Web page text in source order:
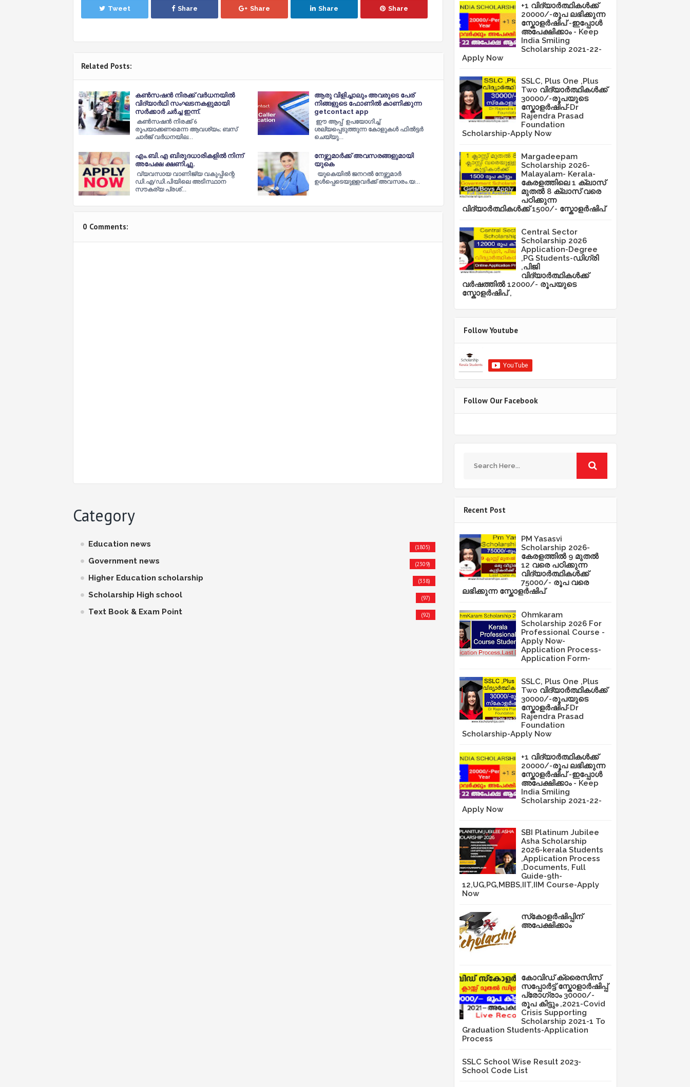
Tweet Share Share Share Share
Related Posts:
കണ്‍സഷന്‍ നിരക്ക് വര്‍ധനയില്‍
വിദ്യാര്‍ഥി സംഘടനകളുമായി
സര്‍ക്കാര്‍ ചര്‍ച്ച ഇന്ന്‌.
കണ്‍സഷന്‍ നിരക്ക് 6
രൂപയാക്കണമെന്ന ആവശ്യം; ബസ്
ചാര്‍ജ് വര്‍ധനയില…
ആരു വിളിച്ചാലും അവരുടെ പേര്
നിങ്ങളുടെ ഫോണിൽ കാണിക്കുന്ന
getcontact app
ഈ ആപ്പ് ഉപയോഗിച്ച്
ശല്യപ്പെടുത്തുന്ന കോളുകൾ ഫിൽട്ടർ
ചെയ്യു…
എം.ബി.എ ബിരുദധാരികളില്‍ നിന്ന്
അപേക്ഷ ക്ഷണിച്ചു.
വ്യവസായ വാണിജ്യ വകുപ്പിന്റെ
ഡി.എ/ഡി.പിയിലെ അടിസ്ഥാന
സൗകര്യ പ്രശ്…
നേഴ്സുമാര്‍ക്ക് അവസരങ്ങളുമായി
യുകെ
യുകെയിൽ ജനറല്‍ നേഴ്സുമാര്‍
ഉള്‍പ്പെടെയുള്ളവര്‍ക്ക് അവസരം.യ…
0 Comments:
Category
Education news (1805)
Government news (2309)
Higher Education scholarship (338)
Scholarship High school (97)
Text Book & Exam Point (92)
+1 വിദ്യാർത്ഥികൾക്ക്
20000/-രൂപ ലഭിക്കുന്ന
സ്കോളർഷിപ് -ഇപ്പോൾ
അപേക്ഷിക്കാം - Keep
India Smiling
Scholarship 2021-22-
Apply Now
SSLC, Plus One ,Plus
Two വിദ്യാർത്ഥികൾക്ക്
30000/-രൂപയുടെ
സ്കോളർഷിപ്-Dr
Rajendra Prasad
Foundation
Scholarship-Apply Now
Margadeepam
Scholarship 2026-
Malayalam- Kerala-
കേരളത്തിലെ 1 ക്ലാസ്
മുതൽ 8 ക്ലാസ് വരെ
പഠിക്കുന്ന
വിദ്യാർത്ഥികൾക്ക് 1500/- സ്കോളർഷിപ്
Central Sector
Scholarship 2026
Application-Degree
,PG Students-ഡിഗ്രി
,പിജി
വിദ്യാർത്ഥികൾക്ക്
വർഷത്തിൽ 12000/- രൂപയുടെ
സ്കോളർഷിപ് ,
Follow Youtube
Follow Our Facebook
Recent Post
PM Yasasvi
Scholarship 2026-
കേരളത്തിൽ 9 മുതൽ
12 വരെ പഠിക്കുന്ന
വിദ്യാർത്ഥികൾക്ക്
75000/- രൂപ വരെ
ലഭിക്കുന്ന സ്കോളർഷിപ്
Ohmkaram
Scholarship 2026 For
Professional Course -
Apply Now-
Application Process-
Application Form-
SSLC, Plus One ,Plus
Two വിദ്യാർത്ഥികൾക്ക്
30000/-രൂപയുടെ
സ്കോളർഷിപ്-Dr
Rajendra Prasad
Foundation
Scholarship-Apply Now
+1 വിദ്യാർത്ഥികൾക്ക്
20000/-രൂപ ലഭിക്കുന്ന
സ്കോളർഷിപ് -ഇപ്പോൾ
അപേക്ഷിക്കാം - Keep
India Smiling
Scholarship 2021-22-
Apply Now
SBI Platinum Jubilee
Asha Scholarship
2026-kerala Students
,Application Process
,Documents, Full
Guide-9th-
12,UG,PG,MBBS,IIT,IIM Course-Apply
Now
സ്‌കോളർഷിപ്പിന്
അപേക്ഷിക്കാം
കോവിഡ് ക്രൈസിസ്
സപ്പോർട്ട് സ്കോളാർഷിപ്പ്
പ്രോഗ്രാം 30000/-
രൂപ കിട്ടും ,2021-Covid
Crisis Supporting
Scholarship 2021-1 To
Graduation Students-Application
Process
SSLC School Wise Result 2023-
School Code List